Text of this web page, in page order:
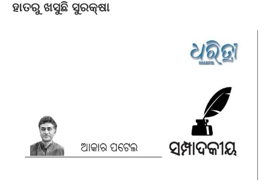
ହାତରୁ ଖସୁଛି ସୁରକ୍ଷା